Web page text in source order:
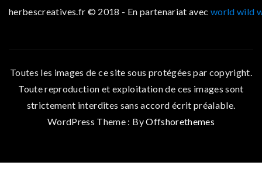
herbescreatives.fr © 2018 - En partenariat avec world wild
Toutes les images de ce site sous protégées par copyright.
Toute reproduction et exploitation de ces images sont
strictement interdites sans accord écrit préalable.
WordPress Theme : ByOffshorethemes